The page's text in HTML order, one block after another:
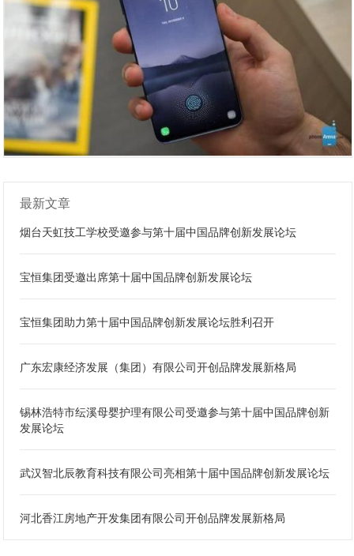
最新文章
烟台天虹技工学校受邀参与第十届中国品牌创新发展论坛
宝恒集团受邀出席第十届中国品牌创新发展论坛
宝恒集团助力第十届中国品牌创新发展论坛胜利召开
广东宏康经济发展（集团）有限公司开创品牌发展新格局
锡林浩特市纭溪母婴护理有限公司受邀参与第十届中国品牌创新
发展论坛
武汉智北辰教育科技有限公司亮相第十届中国品牌创新发展论坛
河北香江房地产开发集团有限公司开创品牌发展新格局